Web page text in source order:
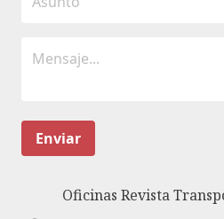
Enviar
Oficinas Revista